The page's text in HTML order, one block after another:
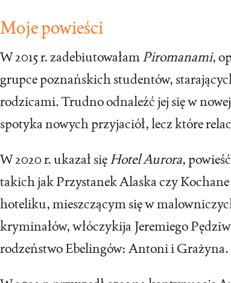
Moje powieści
W 2015 r. zadebiutowałamPiromanami,
grupce poznańskich studentów,
rodzicami. Trudno odnaleźć jej się w
spotyka nowych przyjaciół, lecz które
W 2020 r. ukazał sięHotel Aurora,
takich jak Przystanek Alaska czy
hoteliku, mieszczącym się w
kryminałów, włóczykija Jeremiego
rodzeństwo Ebelingów: Antoni i Grażyna.